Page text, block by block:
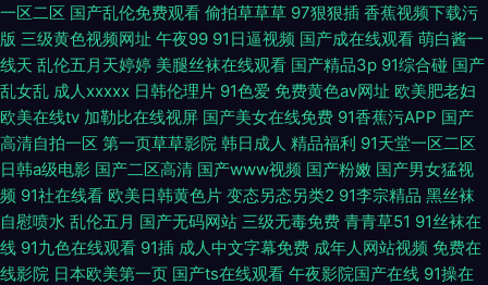
一区二区 国产乱伦免费观看 偷拍草草草 97狠狠插 香蕉视频下载污
版 三级黄色视频网址 午夜99 91日逼视频 国产成在线观看 萌白酱一
线天 乱伦五月天婷婷 美腿丝袜在线观看 国产精品3p 91综合碰 国产
乱女乱 成人xxxxx 日韩伦理片 91色爱 免费黄色av网址 欧美肥老妇
欧美在线tv 加勒比在线视屏 国产美女在线免费 91香蕉污APP 国产
高清自拍一区 第一页草草影院 韩日成人 精品福利 91天堂一区二区
日韩a级电影 国产二区高清 国产www视频 国产粉嫩 国产男女猛视
频 91社在线看 欧美日韩黄色片 变态另态另类2 91李宗精品 黑丝袜
自慰喷水 乱伦五月 国产无码网站 三级无毒免费 青青草51 91丝袜在
线 91九色在线观看 91插 成人中文字幕免费 成年人网站视频 免费在
线影院 日本欧美第一页 国产ts在线观看 午夜影院国产在线 91操在